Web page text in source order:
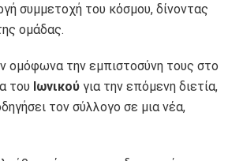
συμμετοχή του κόσμου, δίνοντας
ομάδας.
ομόφωνα την εμπιστοσύνη τους στο
του Ιωνικού για την επόμενη διετία,
τον σύλλογο σε μια νέα,